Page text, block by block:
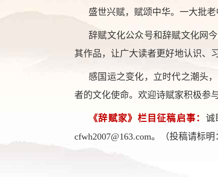
盛世兴赋，赋颂中华。一大批
辞赋文化公众号和辞赋文化网
其作品，让广大读者更好地认识、
感国运之变化，立时代之潮头
者的文化使命。欢迎诗赋家积极参
《辞赋家》栏目征稿启事： 诚
cfwh2007@163.com。（投稿请标明